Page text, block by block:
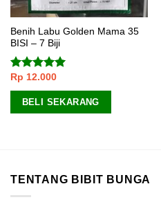
Benih Labu Golden Mama 35
BISI – 7 Biji
Dinilai5.00
dari 5
Rp 12.000
BELI SEKARANG
TENTANG BIBIT BUNGA